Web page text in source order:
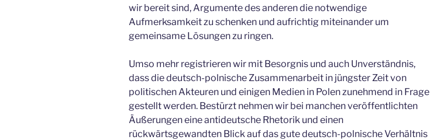
wir bereit sind, Argumente des anderen die notwendige
Aufmerksamkeit zu schenken und aufrichtig miteinander um
gemeinsame Lösungen zu ringen.
Umso mehr registrieren wir mit Besorgnis und auch Unverständnis,
dass die deutsch-polnische Zusammenarbeit in jüngster Zeit von
politischen Akteuren und einigen Medien in Polen zunehmend in Frage
gestellt werden. Bestürzt nehmen wir bei manchen veröffentlichten
Äußerungen eine antideutsche Rhetorik und einen
rückwärtsgewandten Blick auf das gute deutsch-polnische Verhältnis